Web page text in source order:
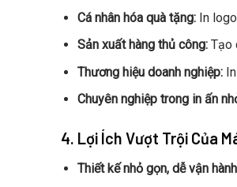
Cá nhân hóa quà tặng:In
Sản xuất hàng thủ công:Tạo
Thương hiệu doanh nghiệp:In
Chuyên nghiệp trong in ấn
4. Lợi Ích Vượt Trội Của
Thiết kế nhỏ gọn, dễ vận